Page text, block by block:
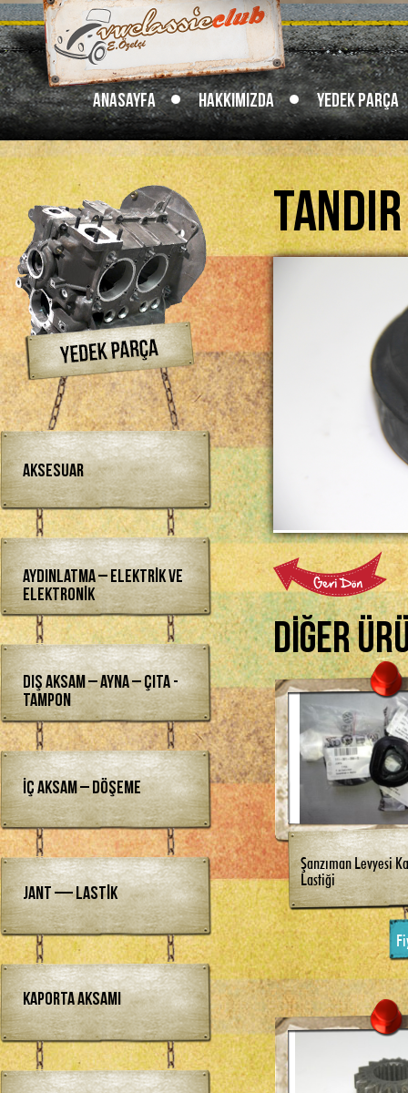
Anasayfa Hakkımızda Yedek Parça
Aksesuar
Aydınlatma – Elektrik ve
Elektronik
Dış Aksam – Ayna – Çıta -
Tampon
İç Aksam – Döşeme
Jant — Lastik
Kaporta Aksamı
Diğer
Şanzıman Levyesi
Lastiği